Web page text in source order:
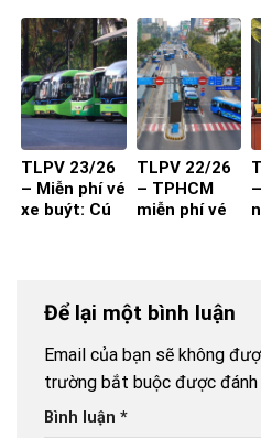
kiểm?
TLPV 23/26
– Miễn phí vé
xe buýt: Cú
TLPV 22/26
– TPHCM
miễn phí vé
buýt đột
Để lại một bình luận
Email của bạn sẽ không
trường bắt buộc được đánh
Bình luận *